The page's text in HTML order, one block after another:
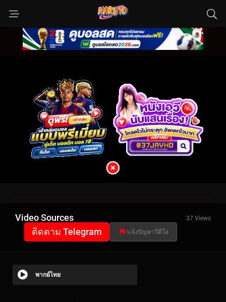
Video Sources 37 Views
ติดตาม Telegram แจ้งปัญหาวีดีโอ
พากย์ไทย